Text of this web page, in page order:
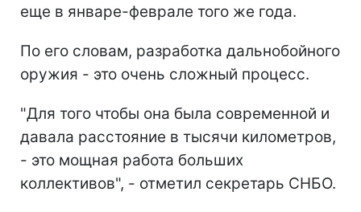
еще в январе-феврале того же года.
По его словам, разработка дальнобойного
оружия - это очень сложный процесс.
"Для того чтобы она была современной и
давала расстояние в тысячи километров,
- это мощная работа больших
коллективов", - отметил секретарь СНБО.